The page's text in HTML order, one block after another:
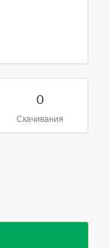
0
Скачивания